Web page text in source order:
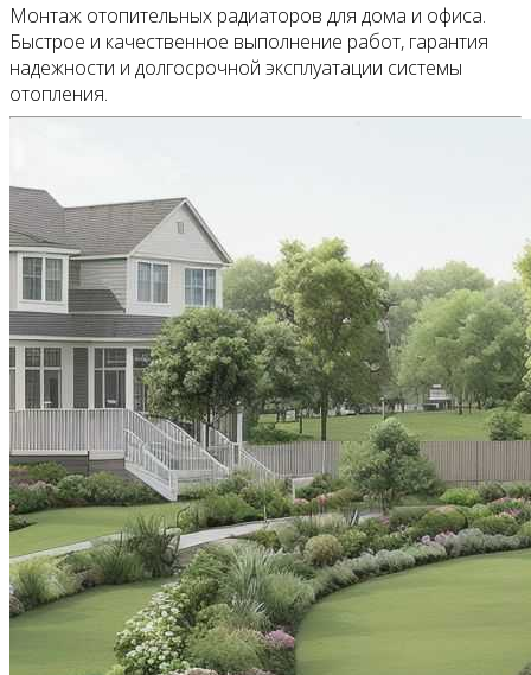
Монтаж отопительных радиаторов для дома и офиса.
Быстрое и качественное выполнение работ, гарантия
надежности и долгосрочной эксплуатации системы
отопления.